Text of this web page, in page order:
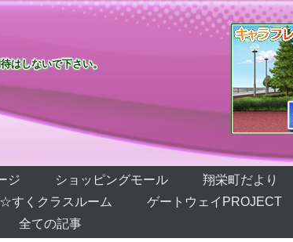
はしないで下さい。
ジ ショッピングモール 翔栄町だより
すくクラスルーム ゲートウェイPROJECT
全ての記事